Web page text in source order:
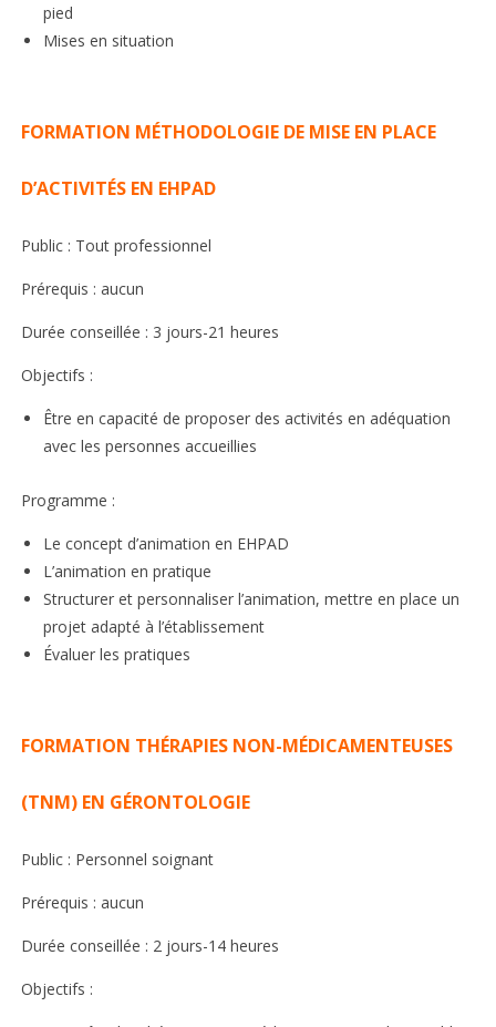
pied
Mises en situation
FORMATION MÉTHODOLOGIE DE MISE EN PLACE
D’ACTIVITÉS EN EHPAD
Public : Tout professionnel
Prérequis : aucun
Durée conseillée : 3 jours-21 heures
Objectifs :
Être en capacité de proposer des activités en adéquation
avec les personnes accueillies
Programme :
Le concept d’animation en EHPAD
L’animation en pratique
Structurer et personnaliser l’animation, mettre en place un
projet adapté à l’établissement
Évaluer les pratiques
FORMATION THÉRAPIES NON-MÉDICAMENTEUSES
(TNM) EN GÉRONTOLOGIE
Public : Personnel soignant
Prérequis : aucun
Durée conseillée : 2 jours-14 heures
Objectifs :